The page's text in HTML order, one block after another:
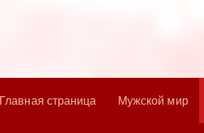
Главная страница Мужской мир